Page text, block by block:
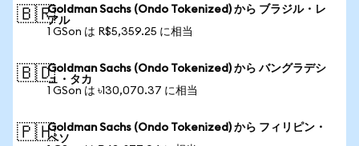
🇧🇷Goldman Sachs (Ondo Tokenized) から ブラジル・レ
アル
1 GSon は R$5,359.25 に相当
🇧🇩Goldman Sachs (Ondo Tokenized) から バングラデシ
ュ・タカ
1 GSon は ৳130,070.37 に相当
🇵🇭Goldman Sachs (Ondo Tokenized) から フィリピン・
ペソ